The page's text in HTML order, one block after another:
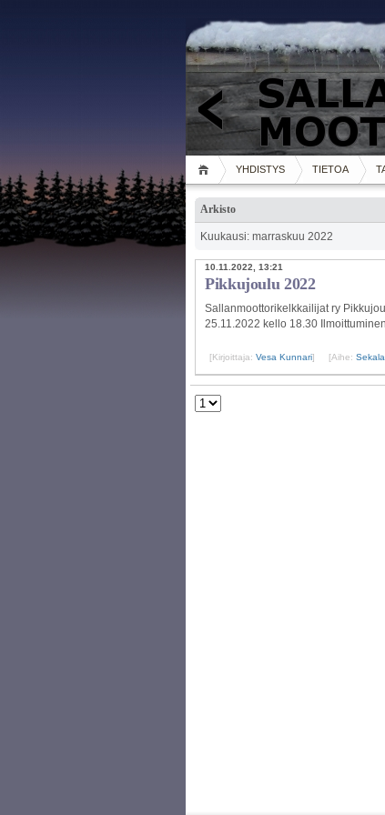
YHDISTYS TIETOA
Arkisto
Kuukausi: marraskuu 2022
10.11.2022, 13:21
Pikkujoulu 2022
Sallanmoottorikelkkailijat ry
25.11.2022 kello 18.30
[Kirjoittaja: Vesa Kunnari] [Aihe: